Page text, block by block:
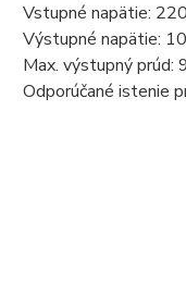
Vstupné napätie:
Výstupné napätie:
Max. výstupný prúd:
Odporúčané istenie